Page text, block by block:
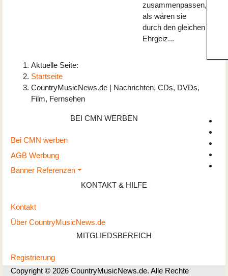
zusammenpassen,
als wären sie
durch den gleichen
Ehrgeiz...
Aktuelle Seite:
Startseite
CountryMusicNews.de | Nachrichten, CDs, DVDs,
Film, Fernsehen
BEI CMN WERBEN
Bei CMN werben
AGB Werbung
Banner Referenzen
KONTAKT & HILFE
Kontakt
Über CountryMusicNews.de
MITGLIEDSBEREICH
Registrierung
Copyright © 2026 CountryMusicNews.de. Alle Rechte